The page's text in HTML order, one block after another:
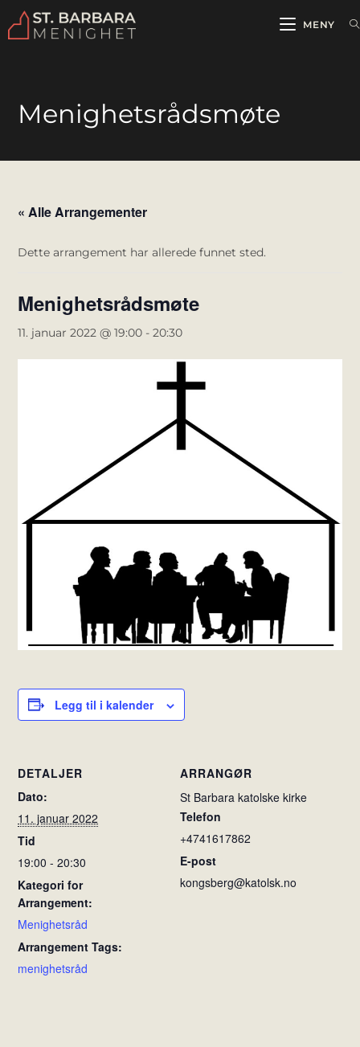
MENY
Menighetsrådsmøte
« Alle Arrangementer
Dette arrangement har allerede funnet sted.
Menighetsrådsmøte
11. januar 2022 @ 19:00 -20:30
Legg til i kalender
DETALJER
Dato:
11. januar 2022
Tid
19:00 - 20:30
Kategori for
Arrangement:
Menighetsråd
Arrangement Tags:
menighetsråd
ARRANGØR
St Barbara katolske kirke
Telefon
+4741617862
E-post
kongsberg@katolsk.no